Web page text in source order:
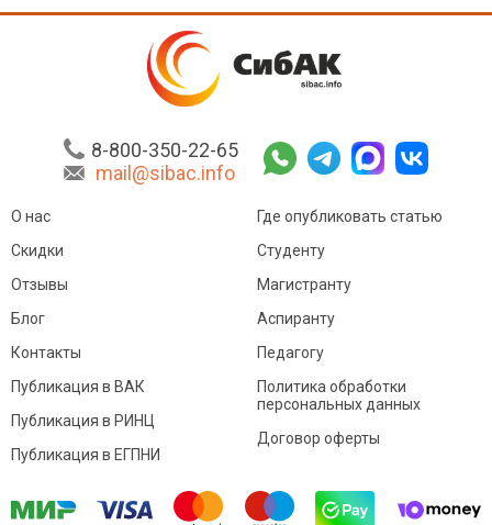
8-800-350-22-65
mail@sibac.info
О нас
Скидки
Отзывы
Блог
Контакты
Где опубликовать статью
Студенту
Магистранту
Аспиранту
Педагогу
Публикация в ВАК
Публикация в РИНЦ
Публикация в ЕГПНИ
Политика обработки
персональных данных
Договор оферты